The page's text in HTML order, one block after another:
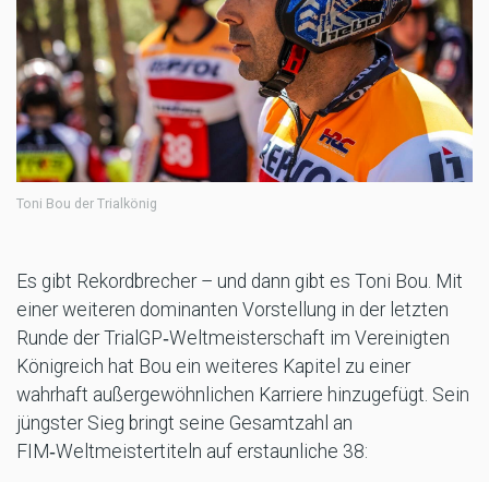
Toni Bou der Trialkönig
Es gibt Rekordbrecher – und dann gibt es Toni Bou. Mit
einer weiteren dominanten Vorstellung in der letzten
Runde der TrialGP‑Weltmeisterschaft im Vereinigten
Königreich hat Bou ein weiteres Kapitel zu einer
wahrhaft außergewöhnlichen Karriere hinzugefügt. Sein
jüngster Sieg bringt seine Gesamtzahl an
FIM‑Weltmeistertiteln auf erstaunliche 38: